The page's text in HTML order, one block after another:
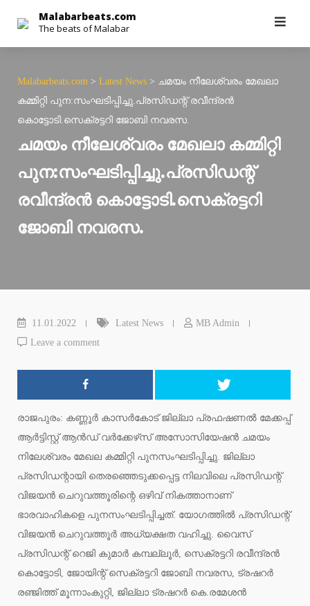
content
Malabarbeats.com
The beats of Malabar
Malabarbeats.com > Latest News > ചമയം നീലേശ്വരം മേഖലാ
കമ്മിറ്റി പുന:സംഘടിപ്പിച്ചു.പ്രസിഡന്റ് രവീന്ദ്രന്‍
കൊട്ടോടി.സെക്രട്ടറി ജോബി നവരസ.
ചമയം നീലേശ്വരം മേഖലാ കമ്മിറ്റി
പുന:സംഘടിപ്പിച്ചു.പ്രസിഡന്റ്
രവീന്ദ്രന്‍ കൊട്ടോടി.സെക്രട്ടറി
ജോബി നവരസ.
11.01.2022 Latest News
MB Admin
Leave a comment
രാജപുരം: കണ്ണൂര്‍ കാസര്‍കോട് ജില്ലാ പ്രഫഷണല്‍ മേക്കപ്പ്
ആര്‍ട്ടിസ്റ്റ് ആന്‍ഡ് വര്‍ക്കേഴ്‌സ് അസോസിയേഷന്‍ ചമയം
നിലേശ്വരം മേഖല കമ്മിറ്റി പുനസംഘടിപ്പിച്ചു. ജില്ലാ
പ്രസിഡന്റായി തെരഞ്ഞെടുക്കപ്പെട്ട നിലവിലെ പ്രസിഡന്റ്
വിജയന്‍ ചെറുവത്തൂരിന്റെ ഒഴിവ് നികത്താനാണ്
ഭാരവാഹികളെ പുനസംഘടിപ്പിച്ചത്. യോഗത്തില്‍ പ്രസിഡന്റ്
വിജയന്‍ ചെറുവത്തൂര്‍ അധ്യക്ഷത വഹിച്ചു. വൈസ്
പ്രസിഡന്റ് റെജി കുമാര്‍ കമ്പല്ലൂര്‍, സെക്രട്ടറി രവീന്ദ്രന്‍
കൊട്ടോടി, ജോയിന്റ് സെക്രട്ടറി ജോബി നവരസ, ട്രഷറര്‍
രഞ്ജിത്ത് മൂന്നാംകുറ്റി, ജില്ലാ ട്രഷറര്‍ കെ.രമേശന്‍